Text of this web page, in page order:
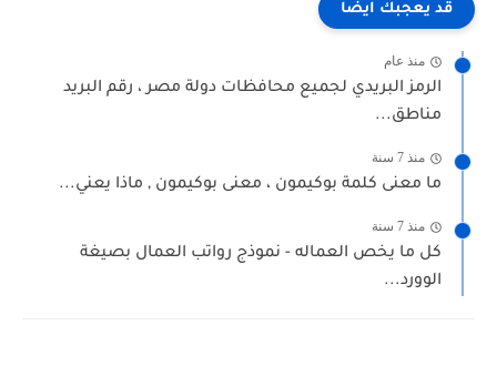
قد يعجبك ايضا
منذ عام
الرمز البريدي لجميع محافظات دولة مصر ، رقم البريد
مناطق...
منذ 7 سنة
ما معنى كلمة بوكيمون ، معنى بوكيمون , ماذا يعني...
منذ 7 سنة
كل ما يخص العماله - نموذج رواتب العمال بصيغة
الوورد...